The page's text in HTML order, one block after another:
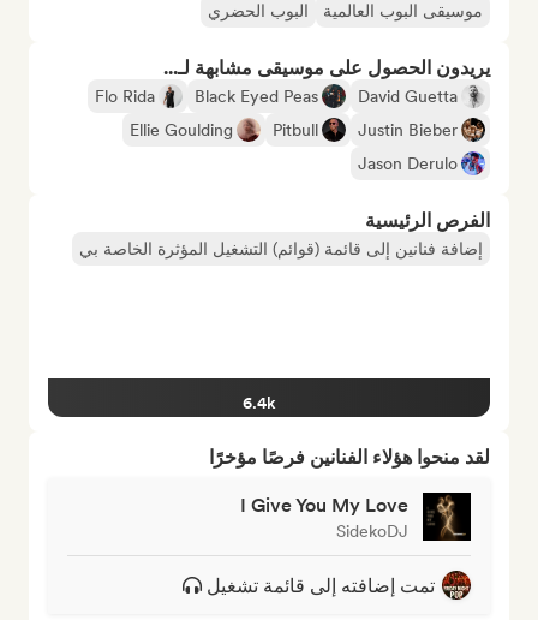
موسيقى البوب العالمية
البوب الحضري
يريدون الحصول على موسيقى مشابهة لـ...
David Guetta
Black Eyed Peas
Flo Rida
Justin Bieber
Pitbull
Ellie Goulding
Jason Derulo
الفرص الرئيسية
إضافة فنانين إلى قائمة (قوائم) التشغيل المؤثرة الخاصة بي
6.4k
لقد منحوا هؤلاء الفنانين فرصًا مؤخرًا
I Give You My Love
SidekoDJ
تمت إضافته إلى قائمة تشغيل